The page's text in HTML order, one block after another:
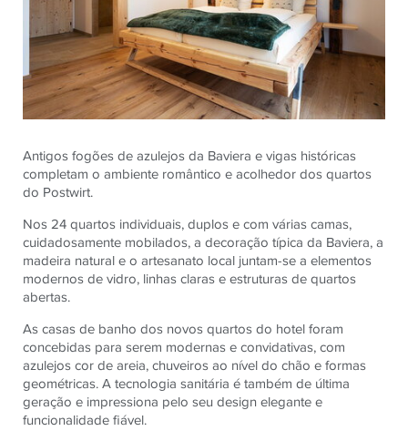
Antigos fogões de azulejos da Baviera e vigas históricas
completam o ambiente romântico e acolhedor dos quartos
do Postwirt.
Nos 24 quartos individuais, duplos e com várias camas,
cuidadosamente mobilados, a decoração típica da Baviera, a
madeira natural e o artesanato local juntam-se a elementos
modernos de vidro, linhas claras e estruturas de quartos
abertas.
As casas de banho dos novos quartos do hotel foram
concebidas para serem modernas e convidativas, com
azulejos cor de areia, chuveiros ao nível do chão e formas
geométricas. A tecnologia sanitária é também de última
geração e impressiona pelo seu design elegante e
funcionalidade fiável.